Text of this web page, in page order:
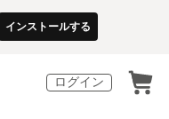
インストールする
ログイン